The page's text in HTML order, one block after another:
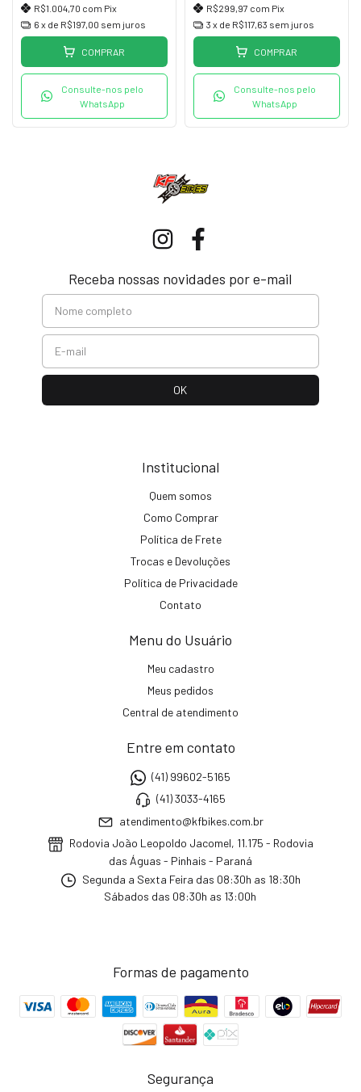
R$1.004,70 com Pix
6 x de R$197,00 sem juros
COMPRAR
Consulte-nos pelo
WhatsApp
R$299,97 com Pix
3 x de R$117,63 sem juros
COMPRAR
Consulte-nos pelo
WhatsApp
Receba nossas novidades por e-mail
Institucional
Quem somos
Como Comprar
Política de Frete
Trocas e Devoluções
Política de Privacidade
Contato
Menu do Usuário
Meu cadastro
Meus pedidos
Central de atendimento
Entre em contato
(41) 99602-5165
(41) 3033-4165
atendimento@kfbikes.com.br
Rodovia João Leopoldo Jacomel, 11.175 - Rodovia
das Águas - Pinhais - Paraná
Segunda a Sexta Feira das 08:30h as 18:30h
Sábados das 08:30h as 13:00h
Formas de pagamento
Segurança